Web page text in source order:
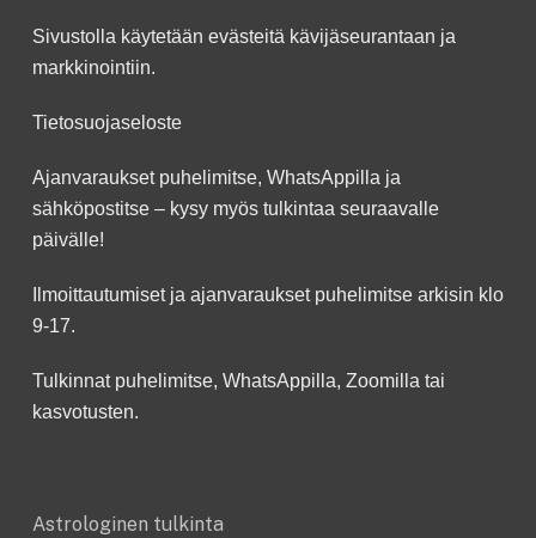
Sivustolla käytetään evästeitä kävijäseurantaan ja
markkinointiin.
Tietosuojaseloste
Ajanvaraukset puhelimitse, WhatsAppilla ja
sähköpostitse – kysy myös tulkintaa seuraavalle
päivälle!
Ilmoittautumiset ja ajanvaraukset puhelimitse arkisin klo
9-17.
Tulkinnat puhelimitse, WhatsAppilla, Zoomilla tai
kasvotusten.
Astrologinen tulkinta